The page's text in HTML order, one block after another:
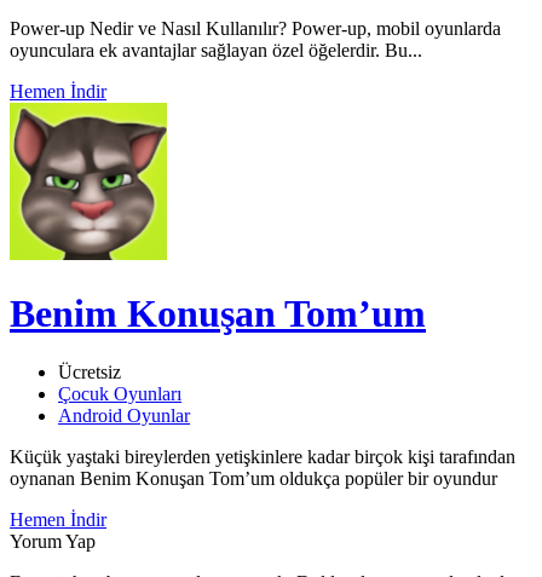
Power-up Nedir ve Nasıl Kullanılır? Power-up, mobil oyunlarda
oyunculara ek avantajlar sağlayan özel öğelerdir. Bu...
Hemen İndir
Benim Konuşan Tom’um
Ücretsiz
Çocuk Oyunları
Android Oyunlar
Küçük yaştaki bireylerden yetişkinlere kadar birçok kişi tarafından
oynanan Benim Konuşan Tom’um oldukça popüler bir oyundur
Hemen İndir
Yorum Yap